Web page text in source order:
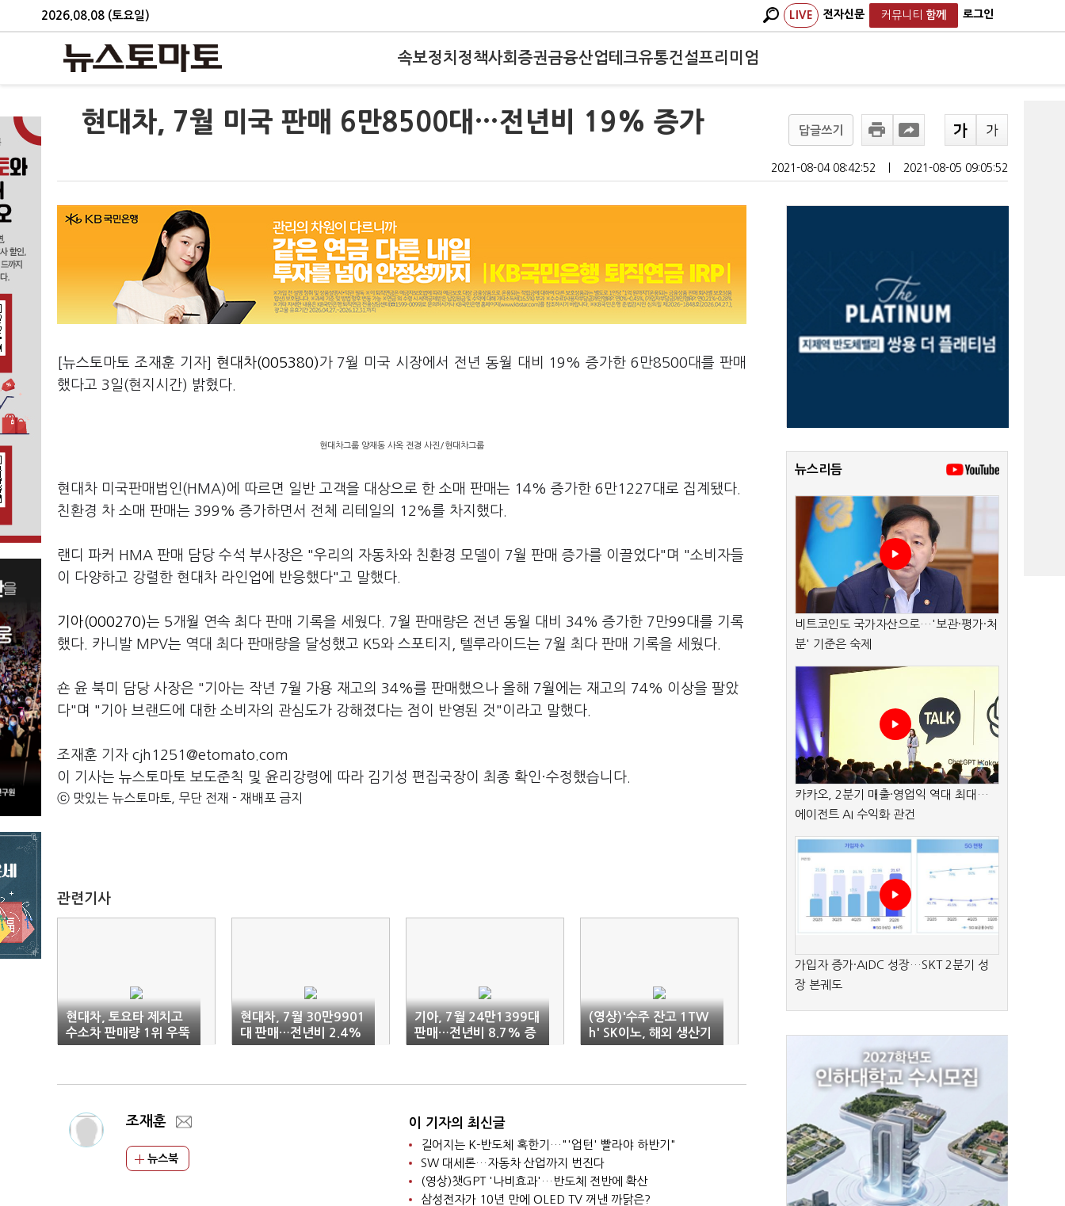
2026.08.08 (토요일) LIVE 전자신문 커뮤니티 함께 로그인
속보정치 정책사회 증권금융산업테크유통건설프리미엄
현대차, 7월 미국 판매 6만8500대…전년비 19% 증가 답글쓰기
2021-08-04 08:42:52 2021-08-05 09:05:52
[뉴스토마토 조재훈 기자] 현대차(005380)가 7월 미국 시장에서 전년 동월 대비 19% 증가한 6만8500대를 판매
했다고 3일(현지시간) 밝혔다.
현대차그룹 양재동 사옥 전경 사진/현대차그룹
현대차 미국판매법인(HMA)에 따르면 일반 고객을 대상으로 한 소매 판매는 14% 증가한 6만1227대로 집계됐다.
친환경 차 소매 판매는 399% 증가하면서 전체 리테일의 12%를 차지했다.
랜디 파커 HMA 판매 담당 수석 부사장은 "우리의 자동차와 친환경 모델이 7월 판매 증가를 이끌었다"며 "소비자들
이 다양하고 강렬한 현대차 라인업에 반응했다"고 말했다.
기아(000270)는 5개월 연속 최다 판매 기록을 세웠다. 7월 판매량은 전년 동월 대비 34% 증가한 7만99대를 기록
했다. 카니발 MPV는 역대 최다 판매량을 달성했고 K5와 스포티지, 텔루라이드는 7월 최다 판매 기록을 세웠다.
숀 윤 북미 담당 사장은 "기아는 작년 7월 가용 재고의 34%를 판매했으나 올해 7월에는 재고의 74% 이상을 팔았
다"며 "기아 브랜드에 대한 소비자의 관심도가 강해졌다는 점이 반영된 것"이라고 말했다.
조재훈 기자 cjh1251@etomato.com
이 기사는 뉴스토마토 보도준칙 및 윤리강령에 따라 김기성 편집국장이 최종 확인·수정했습니다.
ⓒ 맛있는 뉴스토마토, 무단 전재 - 재배포 금지
관련기사
현대차, 토요타 제치고
수소차 판매량 1위 우뚝
현대차, 7월 30만9901
대 판매…전년비 2.4%
감소
기아, 7월 24만1399대
판매…전년비 8.7% 증
가
(영상)'수주 잔고 1TW
h' SK이노, 해외 생산기
지 확충 속도
조재훈
뉴스북
이 기자의 최신글
길어지는 K-반도체 혹한기…"'업턴' 빨라야 하반기"
SW 대세론…자동차 산업까지 번진다
(영상)챗GPT '나비효과'…반도체 전반에 확산
삼성전자가 10년 만에 OLED TV 꺼낸 까닭은?
뉴스리듬
비트코인도 국가자산으로…'보관·평가·처
분' 기준은 숙제
카카오, 2분기 매출·영업익 역대 최대…
에이전트 AI 수익화 관건
가입자 증가·AIDC 성장…SKT 2분기 성
장 본궤도